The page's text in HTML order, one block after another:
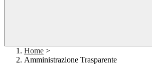
Home >
Amministrazione Trasparente